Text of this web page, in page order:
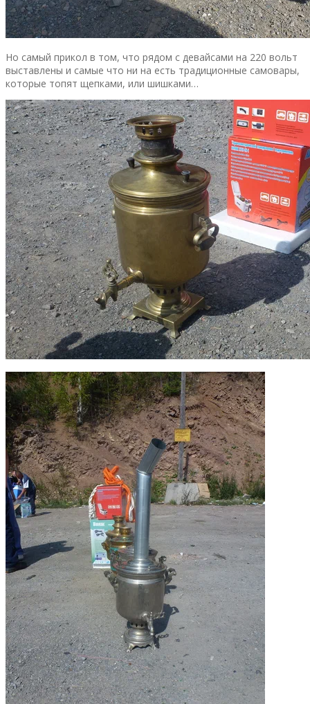
Но самый прикол в том, что рядом с девайсами на 220 вольт
выставлены и самые что ни на есть традиционные самовары,
которые топят щепками, или шишками…